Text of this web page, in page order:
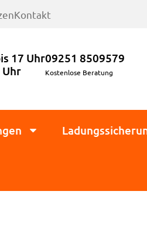
Kontakt
17 Uhr
Uhr
09251 8509579
Kostenlose Beratung